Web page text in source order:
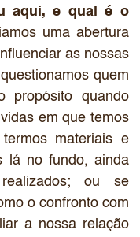
aqui, e qual é o
uma abertura
as nossas
quem
quando
em que temos
materiais e
lá no fundo, ainda
ou se
o confronto com
a nossa relação